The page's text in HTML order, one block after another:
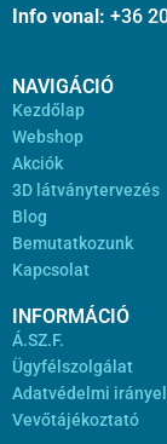
Info vonal: +36
NAVIGÁCIÓ
Kezdőlap
Webshop
Akciók
3D látványtervezés
Blog
Bemutatkozunk
Kapcsolat
INFORMÁCIÓ
Á.SZ.F.
Ügyfélszolgálat
Adatvédelmi
Vevőtájékoztató